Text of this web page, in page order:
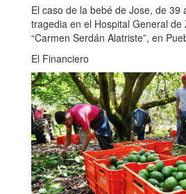
El caso de la bebé de Jose, de 39
tragedia en el Hospital General de
“Carmen Serdán Alatriste”, en
El Financiero